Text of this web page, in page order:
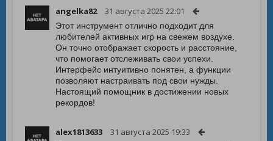
angelka82 31 августа 2025 22:01
Этот инструмент отлично подходит для
любителей активных игр на свежем воздухе.
Он точно отображает скорость и расстояние,
что помогает отслеживать свои успехи.
Интерфейс интуитивно понятен, а функции
позволяют настраивать под свои нужды.
Настоящий помощник в достижении новых
рекордов!
alex1813633 31 августа 2025 19:33